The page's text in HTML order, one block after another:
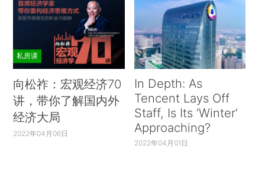
私房课
向松祚：宏观经济70
讲，带你了解国内外
经济大局
2022年04月06日
In Depth: As
Tencent Lays Off
Staff, Is Its ‘Winter’
Approaching?
2022年04月01日